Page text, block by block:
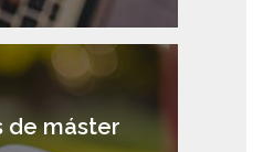
de máster